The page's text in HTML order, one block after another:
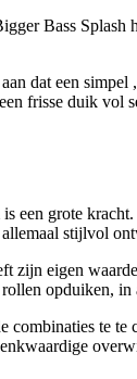
Bass Splash
dat een
frisse duik vol
een grote
stijlvol
zijn eigen
opduiken,
te te